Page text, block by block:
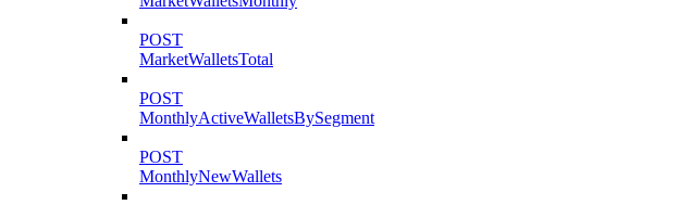
POST
MarketWalletsTotal
POST
MonthlyActiveWalletsBySegment
POST
MonthlyNewWallets